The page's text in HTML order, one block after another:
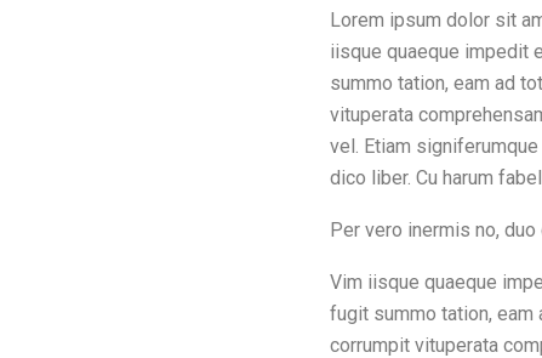
Lorem ipsum dolor sit
iisque quaeque impedit
summo tation, eam ad
vituperata
vel. Etiam
dico liber. Cu harum
Per vero inermis no,
Vim iisque quaeque
fugit summo tation, eam
corrumpit vituperata